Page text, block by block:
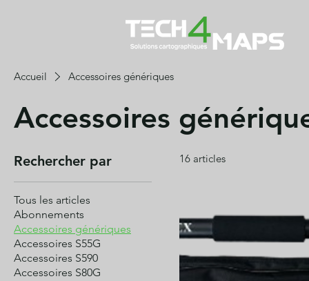
Accueil Accessoires génériques
Accessoires
Rechercher par
Tous les articles
Abonnements
Accessoires génériques
Accessoires S55G
Accessoires S590
Accessoires S80G
16 articles